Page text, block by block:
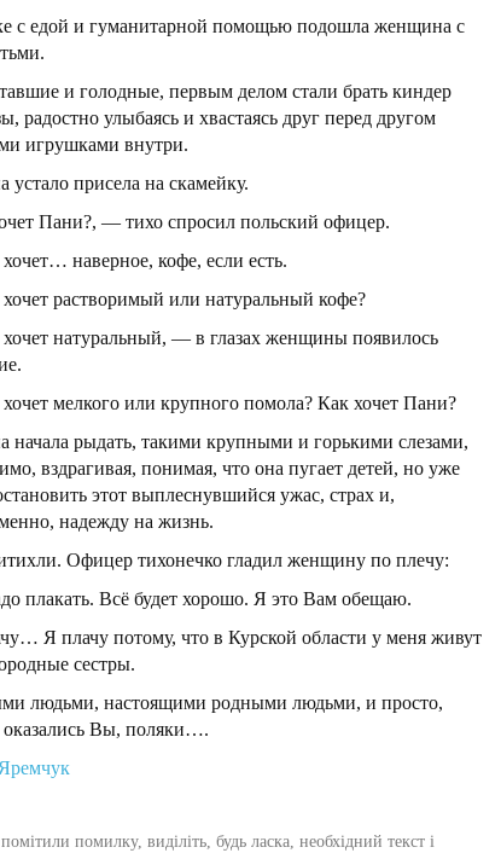
с едой и гуманитарной помощью подошла женщина с
и голодные, первым делом стали брать киндер
радостно улыбаясь и хвастаясь друг перед другом
игрушками внутри.
присела на скамейку.
Пани?, — тихо спросил польский офицер.
наверное, кофе, если есть.
растворимый или натуральный кофе?
натуральный, — в глазах женщины появилось
мелкого или крупного помола? Как хочет Пани?
начала рыдать, такими крупными и горькими слезами,
вздрагивая, понимая, что она пугает детей, но уже
этот выплеснувшийся ужас, страх и,
надежду на жизнь.
Офицер тихонечко гладил женщину по плечу:
плакать. Всё будет хорошо. Я это Вам обещаю.
Я плачу потому, что в Курской области у меня живут
сестры.
людьми, настоящими родными людьми, и просто,
Вы, поляки….
помилку, виділіть, будь ласка, необхідний текст і